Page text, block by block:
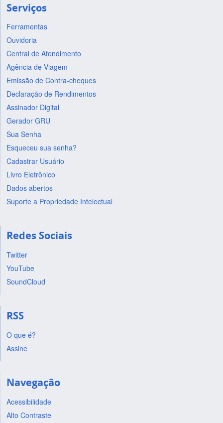
Serviços
Ferramentas
Ouvidoria
Central de Atendimento
Agência de Viagem
Emissão de Contra-cheques
Declaração de Rendimentos
Assinador Digital
Gerador GRU
Sua Senha
Esqueceu sua senha?
Cadastrar Usuário
Livro Eletrônico
Dados abertos
Suporte a Propriedade Intelectual
Redes Sociais
Twitter
YouTube
SoundCloud
RSS
O que é?
Assine
Navegação
Acessibilidade
Alto Contraste